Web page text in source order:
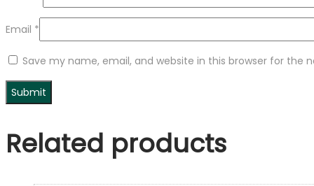
Email *
Save my name, email, and website in this browser for the
Related products